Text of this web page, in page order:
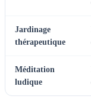
Jardinage
thérapeutique
Méditation
ludique